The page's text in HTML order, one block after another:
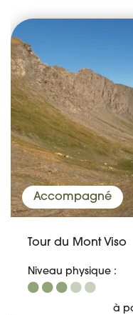
Accompagné
Tour du Mont Viso
Niveau physique :
à